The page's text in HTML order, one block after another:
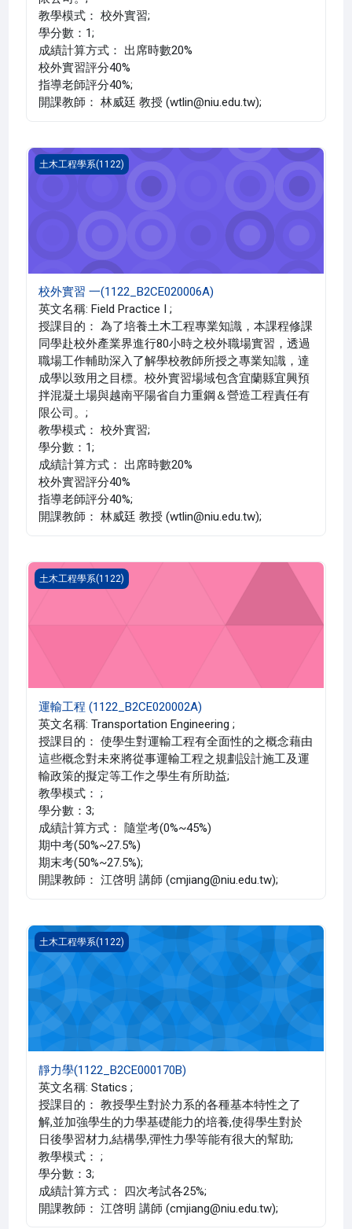
教學模式： 校外實習;
學分數：1;
成績計算方式： 出席時數20%
校外實習評分40%
指導老師評分40%;
開課教師： 林威廷 教授 (wtlin@niu.edu.tw);
校外實習 一(1122_B2CE020006A)
土木工程學系(1122)
校外實習 一(1122_B2CE020006A)
英文名稱: Field Practice I ;
授課目的： 為了培養土木工程專業知識，本課程修課
同學赴校外產業界進行80小時之校外職場實習，透過
職場工作輔助深入了解學校教師所授之專業知識，達
成學以致用之目標。校外實習場域包含宜蘭縣宜興預
拌混凝土場與越南平陽省自力重鋼＆營造工程責任有
限公司。;
教學模式： 校外實習;
學分數：1;
成績計算方式： 出席時數20%
校外實習評分40%
指導老師評分40%;
開課教師： 林威廷 教授 (wtlin@niu.edu.tw);
運輸工程 (1122_B2CE020002A)
土木工程學系(1122)
運輸工程 (1122_B2CE020002A)
英文名稱: Transportation Engineering ;
授課目的： 使學生對運輸工程有全面性的之概念藉由
這些概念對未來將從事運輸工程之規劃設計施工及運
輸政策的擬定等工作之學生有所助益;
教學模式： ;
學分數：3;
成績計算方式： 隨堂考(0%~45%)
期中考(50%~27.5%)
期末考(50%~27.5%);
開課教師： 江啓明 講師 (cmjiang@niu.edu.tw);
靜力學(1122_B2CE000170B)
土木工程學系(1122)
靜力學(1122_B2CE000170B)
英文名稱: Statics ;
授課目的： 教授學生對於力系的各種基本特性之了
解,並加強學生的力學基礎能力的培養,使得學生對於
日後學習材力,結構學,彈性力學等能有很大的幫助;
教學模式： ;
學分數：3;
成績計算方式： 四次考試各25%;
開課教師： 江啓明 講師 (cmjiang@niu.edu.tw);